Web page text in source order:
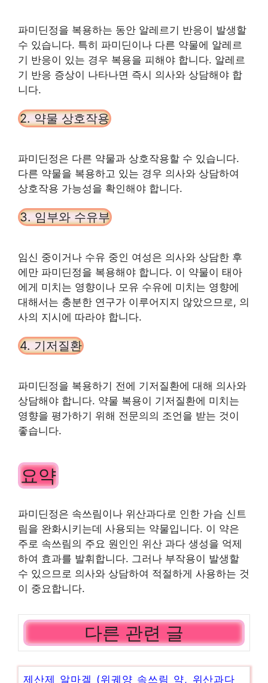
파미딘정을 복용하는 동안 알레르기 반응이 발생할
수 있습니다. 특히 파미딘이나 다른 약물에 알레르
기 반응이 있는 경우 복용을 피해야 합니다. 알레르
기 반응 증상이 나타나면 즉시 의사와 상담해야 합
니다.
2. 약물 상호작용
파미딘정은 다른 약물과 상호작용할 수 있습니다.
다른 약물을 복용하고 있는 경우 의사와 상담하여
상호작용 가능성을 확인해야 합니다.
3. 임부와 수유부
임신 중이거나 수유 중인 여성은 의사와 상담한 후
에만 파미딘정을 복용해야 합니다. 이 약물이 태아
에게 미치는 영향이나 모유 수유에 미치는 영향에
대해서는 충분한 연구가 이루어지지 않았으므로, 의
사의 지시에 따라야 합니다.
4. 기저질환
파미딘정을 복용하기 전에 기저질환에 대해 의사와
상담해야 합니다. 약물 복용이 기저질환에 미치는
영향을 평가하기 위해 전문의의 조언을 받는 것이
좋습니다.
요약
파미딘정은 속쓰림이나 위산과다로 인한 가슴 신트
림을 완화시키는데 사용되는 약물입니다. 이 약은
주로 속쓰림의 주요 원인인 위산 과다 생성을 억제
하여 효과를 발휘합니다. 그러나 부작용이 발생할
수 있으므로 의사와 상담하여 적절하게 사용하는 것
이 중요합니다.
다른 관련 글
제산제 알마겔 (위궤양 속쓰림 약, 위산과다